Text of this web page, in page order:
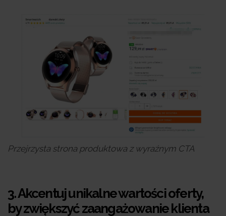
Przejrzysta strona produktowa z wyraźnym CTA
3.Akcentuj unikalne wartości oferty,
by zwiększyć zaangażowanie klienta